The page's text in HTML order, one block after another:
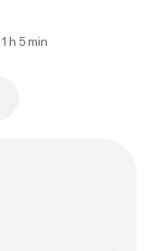
1 h 5 min